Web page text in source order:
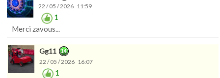
22 / 05 / 2026 11:59
1
Merci zavous...
Gg11
22 / 05 / 2026 16:07
1